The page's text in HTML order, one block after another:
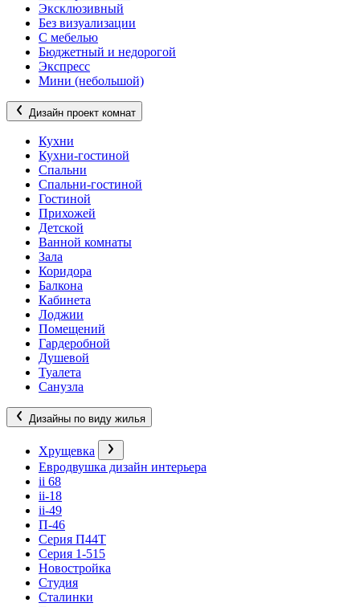
Эксклюзивный
Без визуализации
С мебелью
Бюджетный и недорогой
Экспресс
Мини (небольшой)
Дизайн проект комнат
Кухни
Кухни-гостиной
Спальни
Спальни-гостиной
Гостиной
Прихожей
Детской
Ванной комнаты
Зала
Коридора
Балкона
Кабинета
Лоджии
Помещений
Гардеробной
Душевой
Туалета
Санузла
Дизайны по виду жилья
Хрущевка
Евродвушка дизайн интерьера
ii 68
ii-18
ii-49
П-46
Серия П44Т
Серия 1-515
Новостройка
Студия
Сталинки